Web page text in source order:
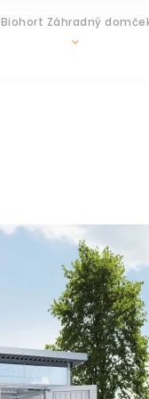
Biohort Záhradný domček